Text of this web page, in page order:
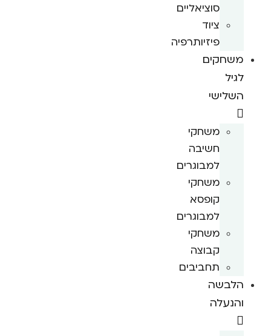
סוציאליים
ציוד
פיזיותרפיה
משחקים
לגיל
השלישי
משחקי
חשיבה
למבוגרים
משחקי
קופסא
למבוגרים
משחקי
קבוצה
תחביבים
הלבשה
והנעלה